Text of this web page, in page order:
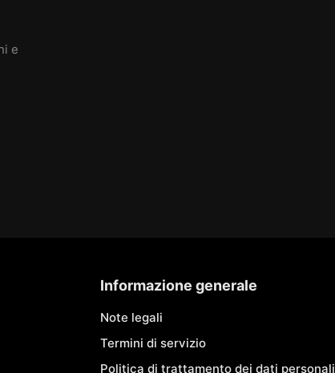
e
Informazione generale
Note legali
Termini di servizio
Politica di trattamento dei dati personali